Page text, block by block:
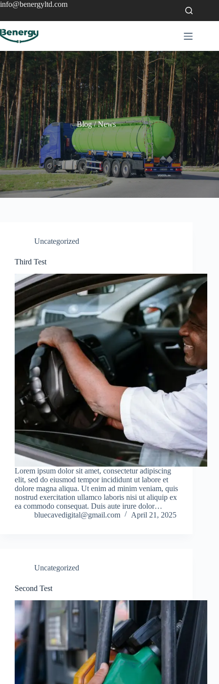
info@benergyltd.com
Blog / News
Uncategorized
Third Test
Lorem ipsum dolor sit amet, consectetur adipiscing
elit, sed do eiusmod tempor incididunt ut labore et
dolore magna aliqua. Ut enim ad minim veniam, quis
nostrud exercitation ullamco laboris nisi ut aliquip ex
ea commodo consequat. Duis aute irure dolor…
bluecavedigital@gmail.com
April 21, 2025
Uncategorized
Second Test